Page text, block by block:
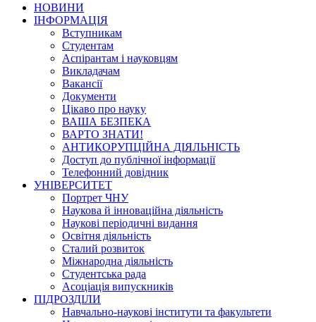
НОВИНИ
ІНФОРМАЦІЯ
Вступникам
Студентам
Аспірантам і науковцям
Викладачам
Вакансії
Документи
Цікаво про науку
ВАША БЕЗПЕКА
ВАРТО ЗНАТИ!
АНТИКОРУПЦІЙНА ДІЯЛЬНІСТЬ
Доступ до публічної інформації
Телефонний довідник
УНІВЕРСИТЕТ
Портрет ЧНУ
Наукова й інноваційна діяльність
Наукові періодичні видання
Освітня діяльність
Сталий розвиток
Міжнародна діяльність
Студентська рада
Асоціація випускників
ПІДРОЗДІЛИ
Навчально-наукові інститути та факультети